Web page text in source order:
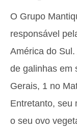
O Grupo
responsável
América do
de galinhas em
Gerais, 1 no
Entretanto, seu
o seu ovo